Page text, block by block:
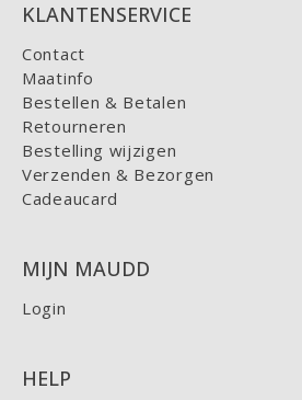
KLANTENSERVICE
Contact
Maatinfo
Bestellen & Betalen
Retourneren
Bestelling wijzigen
Verzenden & Bezorgen
Cadeaucard
MIJN MAUDD
Login
HELP